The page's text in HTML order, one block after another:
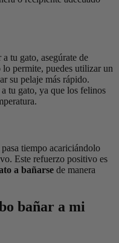
tu gato, asegúrate de
permite, puedes utilizar un
su pelaje más rápido.
tu gato, ya que los felinos
tiempo acariciándolo
Este refuerzo positivo es
a bañarse de manera
bañar a mi